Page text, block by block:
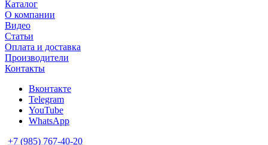
Каталог
О компании
Видео
Статьи
Оплата и доставка
Производители
Контакты
Вконтакте
Telegram
YouTube
WhatsApp
+7 (985) 767-40-20